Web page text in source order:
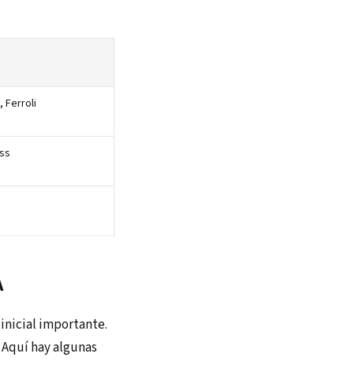
Ferroli
inicial importante.
hay algunas